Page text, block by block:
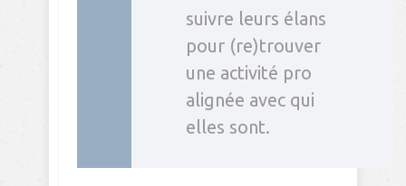
suivre leurs élans
pour (re)trouver
une activité pro
alignée avec qui
elles sont.